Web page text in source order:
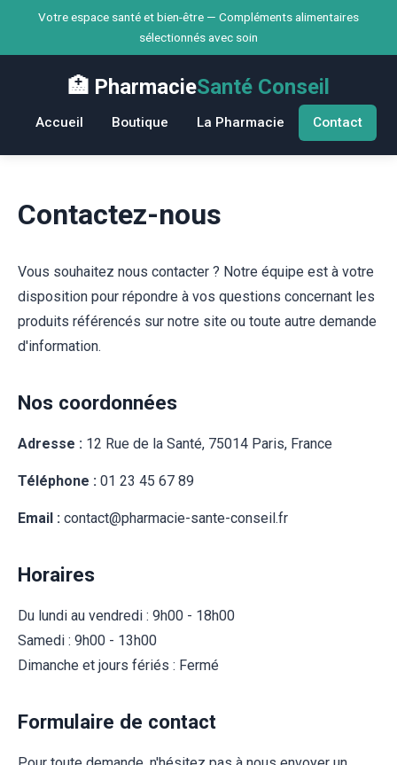
Votre espace santé et bien-être — Compléments alimentaires
sélectionnés avec soin
🏥 PharmacieSanté Conseil
Accueil Boutique La Pharmacie Contact
Contactez-nous
Vous souhaitez nous contacter ? Notre équipe est à votre
disposition pour répondre à vos questions concernant les
produits référencés sur notre site ou toute autre demande
d'information.
Nos coordonnées
Adresse : 12 Rue de la Santé, 75014 Paris, France
Téléphone : 01 23 45 67 89
Email : contact@pharmacie-sante-conseil.fr
Horaires
Du lundi au vendredi : 9h00 - 18h00
Samedi : 9h00 - 13h00
Dimanche et jours fériés : Fermé
Formulaire de contact